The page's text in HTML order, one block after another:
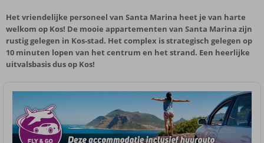
Het vriendelijke personeel van Santa Marina heet je van harte
welkom op Kos! De mooie appartementen van Santa Marina zijn
rustig gelegen in Kos-stad. Het complex is strategisch gelegen op
10 minuten lopen van het centrum en het strand. Een heerlijke
uitvalsbasis dus op Kos!